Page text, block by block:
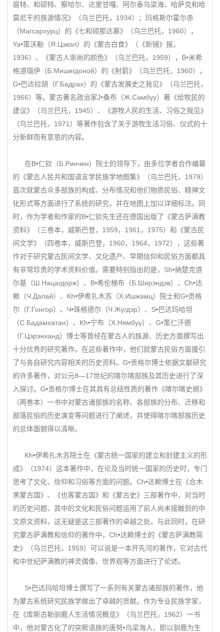
扈特、和硕特、察哈尔、达里甘嘎、阿尔泰乌梁海、哈萨克和哈
莫尼干的族源情况》（乌兰巴托，1934）；玛格斯尔霍尔赤
（Магсархурц）的《七和硕那达慕》（乌兰巴托，1960），
Ya•策沃勒（Я.Цэвэл）的《蒙古白食》（《新镜》报，
1936）、《蒙古人崇尚的颜色》（乌兰巴托，1959），B•米希
格道瑙伊（Б.Мишигдоной）的《射箭》（乌兰巴托，1960），
G•巴达拉胡（Г.Бадрах）的《蒙古发展史之我见》（乌兰巴托，
1966）等。蒙古著名政治家J•桑布（Ж.Самбуу）著《给牧民的
建议》（乌兰巴托，1945）、《游牧人民的生活、习俗之我见》
（乌兰巴托，1971）等著作包含了关于游牧生活习俗、仪式的十
分新鲜而有意思的内容。
在B•仁钦（Б.Ринчен）院士的领导下，由多位学者合作编纂
的《蒙古人民共和国语言学民族学地图集》（乌兰巴托，1979）
首次就蒙古众多部族的构成、分布情况和他们物质民俗、精神文
化形式等方面进行了系统的研究，并在地图上加以详细标注。同
时，作为学者和作家的B•仁钦先生还在德国出版了《蒙古萨满教
资料》（三卷本，威斯巴登，1959，1961，1975）和《蒙古民
间文学》（四卷本，威斯巴登，1960，1964，1972），这些著
作对于研究蒙古民间文学、文化遗产、早期信仰和民俗方面都具
有非常珍贵的学术资料价值。需要特别指出的是，Sh•纳楚克道
尔基（Ш.Нацагдорж）、B•希伦梯布（Б.Ширэндэв）、Ch•达
赖（Ч.Далай）、Kh•伊希扎木苏（Х.Ишжамц）院士和G•贡格
尔（Г.Гонгор）、Ч•珠格德尔（Ч.Жүгдэр）、S•巴达玛哈坦
（С.Бадамхатан）、Kh•宁布（Х.Нямбуу）、G•策仁汗德
（Г.Цэрэнханд）博士等曾经在蒙古人的族源、历史方面撰写出
十分优秀的研究著作。在这些著作中，他们就蒙古民俗方面援引
了与各自研究内容相关的历史资料。G•贡格尔博士依据文献研究
的许多著作，对公元8—17世纪的喀尔喀部族及其历史进行了深
入探讨。G•贡格尔博士在其具有总结性质的著作《喀尔喀史纲》
（两卷本）一书中对蒙古诸部族的名称、各部族的分布、迁移和
部落民俗的历史演变等问题进行了阐述，并使得喀尔喀部族历史
的总体面貌得以清晰。
Kh•伊希扎木苏院士在《蒙古统一国家的建立和封建主义的形
成》（1974）这本著作中，在论及当时统一国家的历史时，专门
思考了文化、信仰和习俗等方面的问题。Ch•达赖博士在《合木
黑蒙古国》、《也客蒙古国》和《蒙古史》三部著作中，对当时
的历史问题、其中的文化和民俗问题运用了前人尚未接触到的中
文原文资料，这无疑是这三部著作的卓越之处。与此同时，在研
究蒙古萨满教和信仰的著作中，Ch•达赖博士的《蒙古萨满教简
史》（乌兰巴托，1959）可以说是一本开先河的著作，它对古代
和中世纪萨满教的神灵偶像、世界观等方面进行了论述。
S•巴达玛哈坦博士撰写了一系列有关蒙古诸部族的著作，他
为蒙古系统研究民族学做出了卓越的贡献。作为专业民族学家，
在《库斯古勒驯鹿人生活情况概览》（乌兰巴托，1962）一书
中，他对蒙古化了的突厥语族的唐努•乌梁海人，即以驯鹿为生